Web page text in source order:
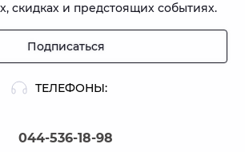
ТЕЛЕФОНЫ:
044-536-18-98
скидках и предстоящих событиях.
Подписаться